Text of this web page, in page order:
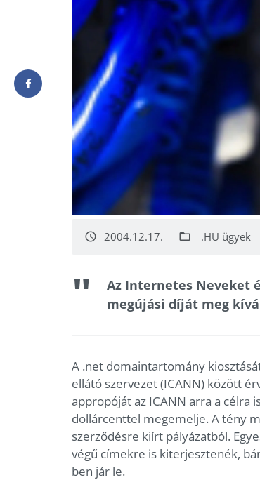
access_time 2004.12.17. folder_open .HU ügyek
Az Internetes Neveket
megújási díját meg
A .net domaintartomány
ellátó szervezet (ICANN) között
appropóját az ICANN arra a célra
dollárcenttel megemelje. A tény
szerződésre kiírt pályázatból.
végű címekre is kiterjesztenék,
ben jár le.